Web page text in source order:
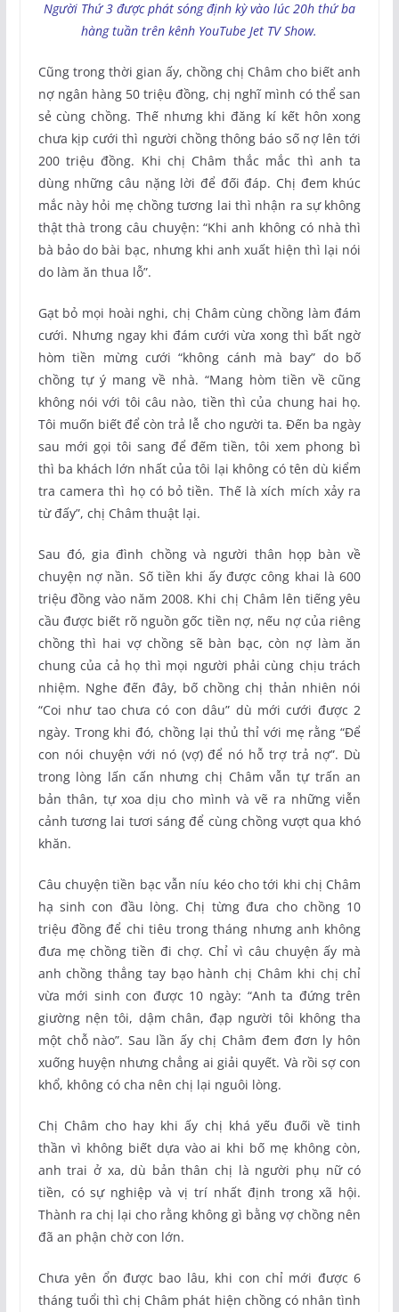
Người Thứ 3 được phát sóng định kỳ vào lúc 20h thứ ba
hàng tuần trên kênh YouTube Jet TV Show.
Cũng trong thời gian ấy, chồng chị Châm cho biết anh
nợ ngân hàng 50 triệu đồng, chị nghĩ mình có thể san
sẻ cùng chồng. Thế nhưng khi đăng kí kết hôn xong
chưa kịp cưới thì người chồng thông báo số nợ lên tới
200 triệu đồng. Khi chị Châm thắc mắc thì anh ta
dùng những câu nặng lời để đối đáp. Chị đem khúc
mắc này hỏi mẹ chồng tương lai thì nhận ra sự không
thật thà trong câu chuyện: “Khi anh không có nhà thì
bà bảo do bài bạc, nhưng khi anh xuất hiện thì lại nói
do làm ăn thua lỗ”.
Gạt bỏ mọi hoài nghi, chị Châm cùng chồng làm đám
cưới. Nhưng ngay khi đám cưới vừa xong thì bất ngờ
hòm tiền mừng cưới “không cánh mà bay” do bố
chồng tự ý mang về nhà. “Mang hòm tiền về cũng
không nói với tôi câu nào, tiền thì của chung hai họ.
Tôi muốn biết để còn trả lễ cho người ta. Đến ba ngày
sau mới gọi tôi sang để đếm tiền, tôi xem phong bì
thì ba khách lớn nhất của tôi lại không có tên dù kiểm
tra camera thì họ có bỏ tiền. Thế là xích mích xảy ra
từ đấy”, chị Châm thuật lại.
Sau đó, gia đình chồng và người thân họp bàn về
chuyện nợ nần. Số tiền khi ấy được công khai là 600
triệu đồng vào năm 2008. Khi chị Châm lên tiếng yêu
cầu được biết rõ nguồn gốc tiền nợ, nếu nợ của riêng
chồng thì hai vợ chồng sẽ bàn bạc, còn nợ làm ăn
chung của cả họ thì mọi người phải cùng chịu trách
nhiệm. Nghe đến đây, bố chồng chị thản nhiên nói
“Coi như tao chưa có con dâu” dù mới cưới được 2
ngày. Trong khi đó, chồng lại thủ thỉ với mẹ rằng “Để
con nói chuyện với nó (vợ) để nó hỗ trợ trả nợ”. Dù
trong lòng lấn cấn nhưng chị Châm vẫn tự trấn an
bản thân, tự xoa dịu cho mình và vẽ ra những viễn
cảnh tương lai tươi sáng để cùng chồng vượt qua khó
khăn.
Câu chuyện tiền bạc vẫn níu kéo cho tới khi chị Châm
hạ sinh con đầu lòng. Chị từng đưa cho chồng 10
triệu đồng để chi tiêu trong tháng nhưng anh không
đưa mẹ chồng tiền đi chợ. Chỉ vì câu chuyện ấy mà
anh chồng thẳng tay bạo hành chị Châm khi chị chỉ
vừa mới sinh con được 10 ngày: “Anh ta đứng trên
giường nện tôi, dậm chân, đạp người tôi không tha
một chỗ nào”. Sau lần ấy chị Châm đem đơn ly hôn
xuống huyện nhưng chẳng ai giải quyết. Và rồi sợ con
khổ, không có cha nên chị lại nguôi lòng.
Chị Châm cho hay khi ấy chị khá yếu đuối về tinh
thần vì không biết dựa vào ai khi bố mẹ không còn,
anh trai ở xa, dù bản thân chị là người phụ nữ có
tiền, có sự nghiệp và vị trí nhất định trong xã hội.
Thành ra chị lại cho rằng không gì bằng vợ chồng nên
đã an phận chờ con lớn.
Chưa yên ổn được bao lâu, khi con chỉ mới được 6
tháng tuổi thì chị Châm phát hiện chồng có nhân tình